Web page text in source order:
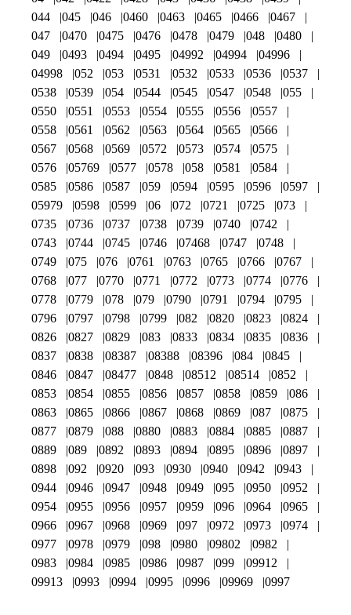
044
045 046 0460 0463 0465 0466
0467
047
0470 0475 0476 0478 0479 048
0480
049
0493 0494 0495 04992 04994
04996
04998
052 053 0531 0532 0533 0536
0537
0538
0539 054 0544 0545 0547 0548
055
0550
0551 0553 0554 0555 0556
0557
0558
0561 0562 0563 0564 0565
0566
0567
0568 0569 0572 0573 0574
0575
0576
05769 0577 0578 058 0581
0584
0585
0586 0587 059 0594 0595 0596
0597
05979
0598 0599 06 072 0721 0725
073
0735
0736 0737 0738 0739 0740
0742
0743
0744 0745 0746 07468 0747
0748
0749
075 076 0761 0763 0765 0766
0767
0768
077 0770 0771 0772 0773 0774
0776
0778
0779 078 079 0790 0791 0794
0795
0796
0797 0798 0799 082 0820 0823
0824
0826
0827 0829 083 0833 0834 0835
0836
0837
0838 08387 08388 08396 084
0845
0846
0847 08477 0848 08512 08514
0852
0853
0854 0855 0856 0857 0858 0859
086
0863
0865 0866 0867 0868 0869 087
0875
0877
0879 088 0880 0883 0884 0885
0887
0889
089 0892 0893 0894 0895 0896
0897
0898
092 0920 093 0930 0940 0942
0943
0944
0946 0947 0948 0949 095 0950
0952
0954
0955 0956 0957 0959 096 0964
0965
0966
0967 0968 0969 097 0972 0973
0974
0977
0978 0979 098 0980 09802
0982
0983
0984 0985 0986 0987 099
09912
09913
0993 0994 0995 0996 09969 0997